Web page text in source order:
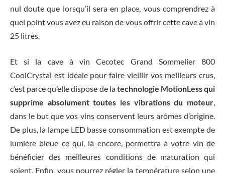
nul doute que lorsqu’il sera en place, vous comprendrez à
quel point vous avez eu raison de vous offrir cette cave à vin
25 litres.
Et si la cave à vin Cecotec Grand Sommelier 800
CoolCrystal est idéale pour faire vieillir vos meilleurs crus,
c’est parce qu’elle dispose de latechnologie MotionLess qui
supprime absolument toutes les vibrations du moteur,
dans le but que vos vins conservent leurs arômes d’origine.
De plus, la lampe LED basse consommation est exempte de
lumière bleue ce qui, là encore, permettra à votre vin de
bénéficier des meilleures conditions de maturation qui
soient. Enfin, vous pourrez régler la température selon une